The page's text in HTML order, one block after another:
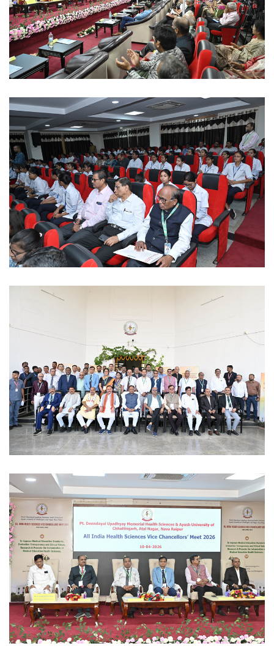
Ayush University CG
Ayush University CG
Ayush University CG